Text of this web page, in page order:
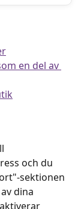
en del av
och du
sektionen
dina